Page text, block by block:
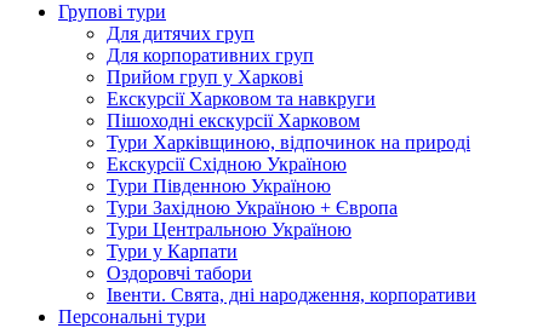
Групові тури
Для дитячих груп
Для корпоративних груп
Прийом груп у Харкові
Екскурсії Харковом та навкруги
Пішоходні екскурсії Харковом
Тури Харківщиною, відпочинок на природі
Екскурсії Східною Україною
Тури Південною Україною
Тури Західною Україною + Європа
Тури Центральною Україною
Тури у Карпати
Оздоровчі табори
Івенти. Свята, дні народження, корпоративи
Персональні тури